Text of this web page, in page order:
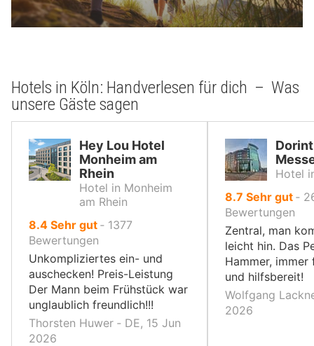
Hotels in Köln: Handverlesen für dich – Was
unsere Gäste sagen
Hey Lou Hotel
Monheim am
Rhein
Hotel in Monheim
am Rhein
8.4von
10,
Sehr gut ‐ 1377
Bewertungen
Unkompliziertes ein- und
auschecken! Preis-Leistung
Der Mann beim Frühstück war
unglaublich freundlich!!!
Thorsten Huwer ‐ DE, 15 Jun
2026
Hotel
8.7 von
10,
Sehr gut ‐
Bewertungen
Zentral, man
leicht hin. Das
Hammer, immer
und hilfsbereit!
Wolfgang
2026